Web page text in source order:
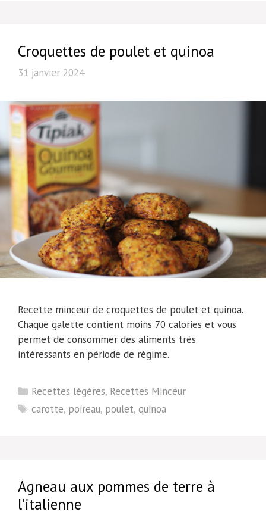
Croquettes de poulet et quinoa
31 janvier 2024
Recette minceur de croquettes de poulet et quinoa.
Chaque galette contient moins 70 calories et vous
permet de consommer des aliments très
intéressants en période de régime.
Catégories
Recettes légères, Recettes Minceur
Étiquettes
carotte, poireau, poulet,quinoa
Agneau aux pommes de terre à
l’italienne